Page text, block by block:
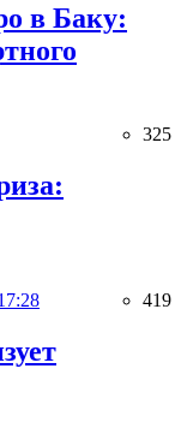
в Баку:
325
419